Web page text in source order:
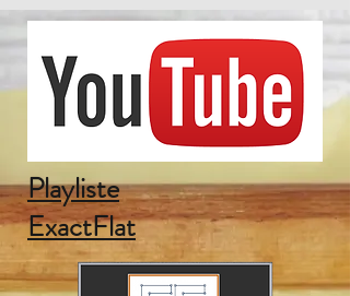
Playliste
ExactFlat